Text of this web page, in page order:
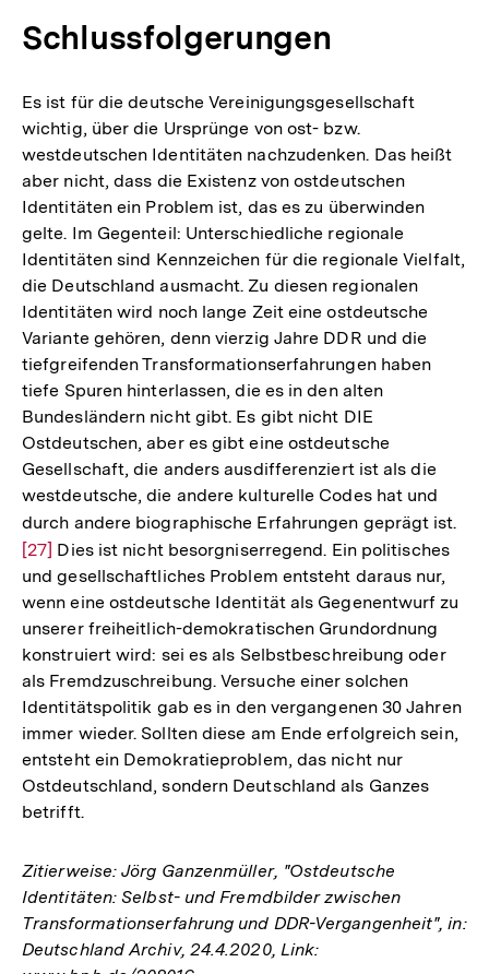
Schlussfolgerungen
Es ist für die deutsche Vereinigungsgesellschaft
wichtig, über die Ursprünge von ost- bzw.
westdeutschen Identitäten nachzudenken. Das heißt
aber nicht, dass die Existenz von ostdeutschen
Identitäten ein Problem ist, das es zu überwinden
gelte. Im Gegenteil: Unterschiedliche regionale
Identitäten sind Kennzeichen für die regionale Vielfalt,
die Deutschland ausmacht. Zu diesen regionalen
Identitäten wird noch lange Zeit eine ostdeutsche
Variante gehören, denn vierzig Jahre DDR und die
tiefgreifenden Transformationserfahrungen haben
tiefe Spuren hinterlassen, die es in den alten
Bundesländern nicht gibt. Es gibt nicht DIE
Ostdeutschen, aber es gibt eine ostdeutsche
Gesellschaft, die anders ausdifferenziert ist als die
westdeutsche, die andere kulturelle Codes hat und
durch andere biographische Erfahrungen geprägt ist.
[27] Dies ist nicht besorgniserregend. Ein politisches
und gesellschaftliches Problem entsteht daraus nur,
wenn eine ostdeutsche Identität als Gegenentwurf zu
unserer freiheitlich-demokratischen Grundordnung
konstruiert wird: sei es als Selbstbeschreibung oder
als Fremdzuschreibung. Versuche einer solchen
Identitätspolitik gab es in den vergangenen 30 Jahren
immer wieder. Sollten diese am Ende erfolgreich sein,
entsteht ein Demokratieproblem, das nicht nur
Ostdeutschland, sondern Deutschland als Ganzes
betrifft.
Zitierweise: Jörg Ganzenmüller, "Ostdeutsche
Identitäten: Selbst- und Fremdbilder zwischen
Transformationserfahrung und DDR-Vergangenheit", in:
Deutschland Archiv, 24.4.2020, Link: